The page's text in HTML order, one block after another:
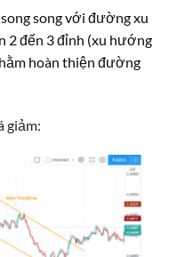
song với đường xu
2 đến 3 đỉnh (xu hướng
hoàn thiện đường
giảm: